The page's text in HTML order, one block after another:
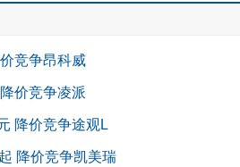
竞争昂科威
价竞争凌派
降价竞争途观L
降价竞争凯美瑞